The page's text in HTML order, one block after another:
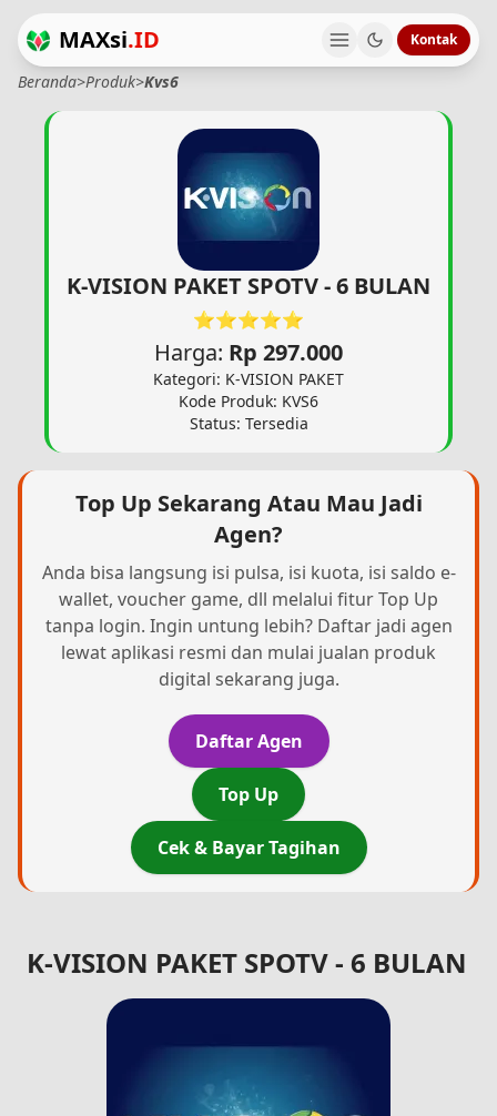
MAXsi.ID Kontak
Beranda>Produk>Kvs6
K-VISION PAKET SPOTV - 6 BULAN
⭐⭐⭐⭐⭐
Harga: Rp 297.000
Kategori: K-VISION PAKET
Kode Produk: KVS6
Status: Tersedia
Top Up Sekarang Atau Mau Jadi
Agen?
Anda bisa langsung isi pulsa, isi kuota, isi saldo e-
wallet, voucher game, dll melalui fitur Top Up
tanpa login. Ingin untung lebih? Daftar jadi agen
lewat aplikasi resmi dan mulai jualan produk
digital sekarang juga.
Daftar Agen
Top Up
Cek & Bayar Tagihan
K-VISION PAKET SPOTV - 6 BULAN